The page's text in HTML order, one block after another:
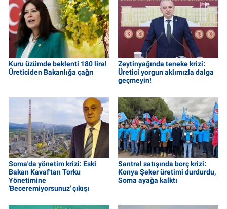
Kuru üzümde beklenti 180 lira!
Üreticiden Bakanlığa çağrı
Zeytinyağında teneke krizi:
Üretici yorgun aklımızla dalga
geçmeyin!
Soma'da yönetim krizi: Eski
Bakan Kavaf'tan Torku
Yönetimine
'Beceremiyorsunuz' çıkışı
Santral satışında borç krizi:
Konya Şeker üretimi durdurdu,
Soma ayağa kalktı